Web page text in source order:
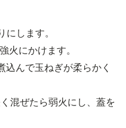
します。
火にかけます。
んで玉ねぎが柔らかく
混ぜたら弱火にし、蓋を